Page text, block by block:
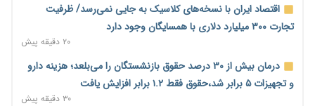
اقتصاد ایران با نسخه‌های کلاسیک به جایی نمی‌رسد/ ظرفیت
تجارت ۳۰۰ میلیارد دلاری با همسایگان وجود دارد
۲۰ دقیقه پیش
درمان بیش از ۳۰ درصد حقوق بازنشستگان را می‌بلعد؛ هزینه دارو
و تجهیزات ۵ برابر شد،حقوق فقط ۱.۲ برابر افزایش یافت
۳۰ دقیقه پیش